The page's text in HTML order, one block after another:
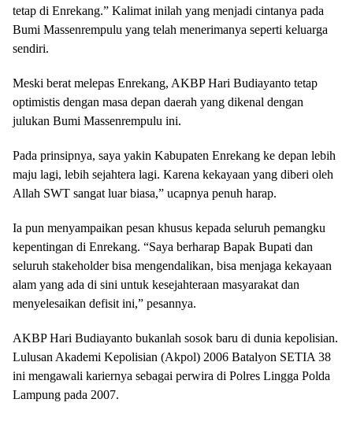
tetap di Enrekang.” Kalimat inilah yang menjadi cintanya pada
Bumi Massenrempulu yang telah menerimanya seperti keluarga
sendiri.
Meski berat melepas Enrekang, AKBP Hari Budiayanto tetap
optimistis dengan masa depan daerah yang dikenal dengan
julukan Bumi Massenrempulu ini.
Pada prinsipnya, saya yakin Kabupaten Enrekang ke depan lebih
maju lagi, lebih sejahtera lagi. Karena kekayaan yang diberi oleh
Allah SWT sangat luar biasa,” ucapnya penuh harap.
Ia pun menyampaikan pesan khusus kepada seluruh pemangku
kepentingan di Enrekang. “Saya berharap Bapak Bupati dan
seluruh stakeholder bisa mengendalikan, bisa menjaga kekayaan
alam yang ada di sini untuk kesejahteraan masyarakat dan
menyelesaikan defisit ini,” pesannya.
AKBP Hari Budiayanto bukanlah sosok baru di dunia kepolisian.
Lulusan Akademi Kepolisian (Akpol) 2006 Batalyon SETIA 38
ini mengawali kariernya sebagai perwira di Polres Lingga Polda
Lampung pada 2007.